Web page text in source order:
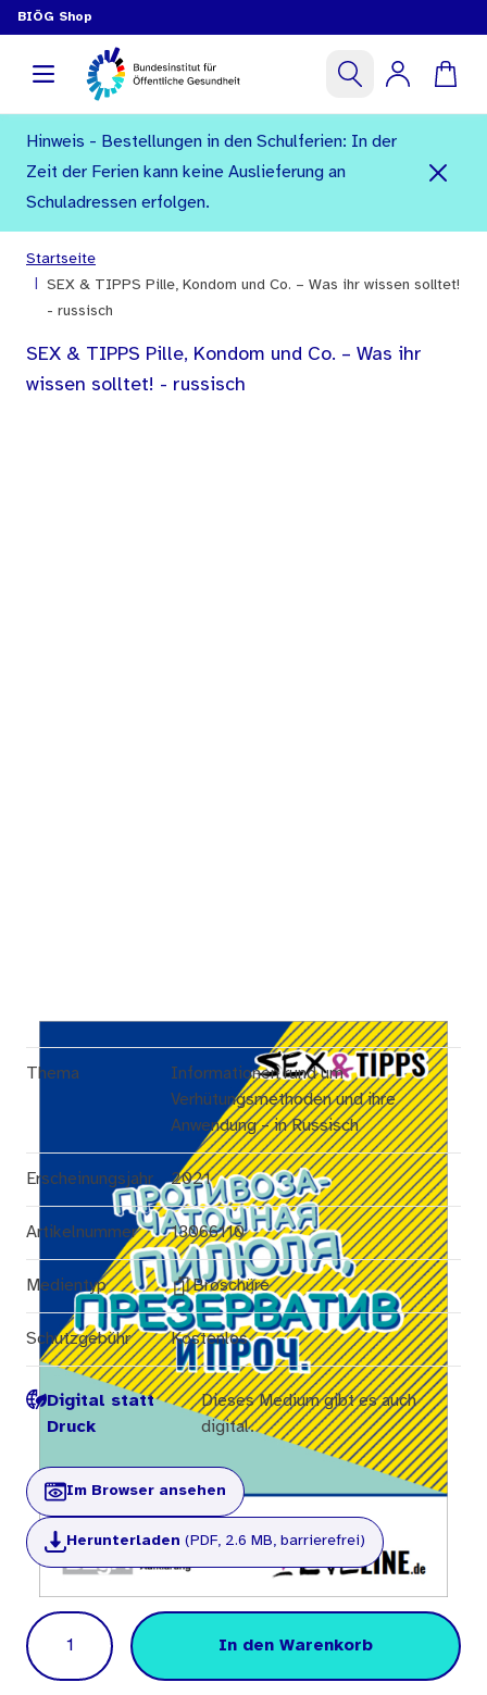
BIÖG Shop
Hinweis - Bestellungen in den Schulferien: In der
Zeit der Ferien kann keine Auslieferung an
Schuladressen erfolgen.
Startseite
SEX & TIPPS Pille, Kondom und Co. – Was ihr wissen solltet!
- russisch
SEX & TIPPS Pille, Kondom und Co. – Was ihr
wissen solltet! - russisch
Thema
Informationen rund um
Verhütungsmethoden und ihre
Anwendung – in Russisch
Erscheinungsjahr 2021
Artikelnummer 13066110
Medientyp Broschüre
Schutzgebühr Kostenlos
Digital statt
Druck
Dieses Medium gibt es auch
digital.
Im Browser ansehen
Herunterladen (PDF, 2.6 MB, barrierefrei)
Menge
In den Warenkorb